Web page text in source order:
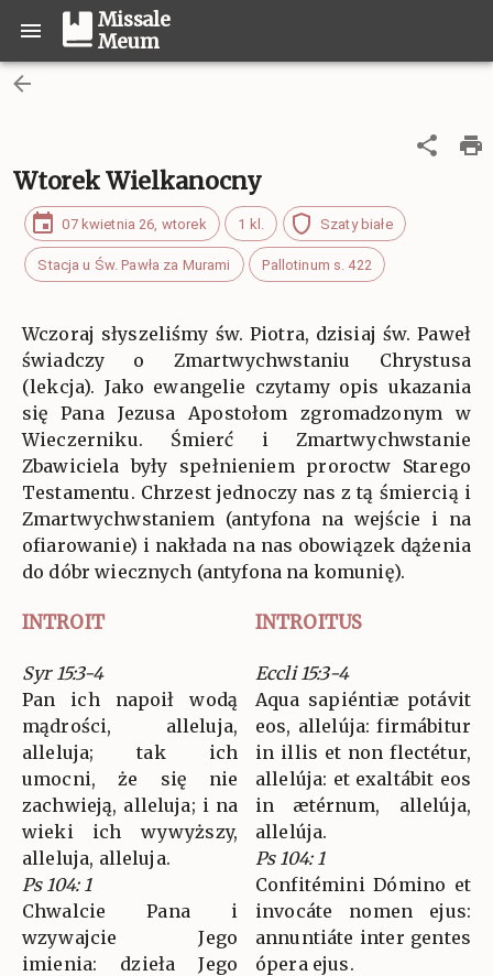
Missale
Meum
Wtorek Wielkanocny
07 kwietnia 26, wtorek 1 kl. Szaty białe
Stacja u Św. Pawła za Murami Pallotinum s. 422
Wczoraj słyszeliśmy św. Piotra, dzisiaj św. Paweł
świadczy o Zmartwychwstaniu Chrystusa
(lekcja). Jako ewangelie czytamy opis ukazania
się Pana Jezusa Apostołom zgromadzonym w
Wieczerniku. Śmierć i Zmartwychwstanie
Zbawiciela były spełnieniem proroctw Starego
Testamentu. Chrzest jednoczy nas z tą śmiercią i
Zmartwychwstaniem (antyfona na wejście i na
ofiarowanie) i nakłada na nas obowiązek dążenia
do dóbr wiecznych (antyfona na komunię).
INTROIT INTROITUS
Syr 15:3-4
Pan ich napoił wodą
mądrości, alleluja,
alleluja; tak ich
umocni, że się nie
zachwieją, alleluja; i na
wieki ich wywyższy,
alleluja, alleluja.
Ps 104: 1
Chwalcie Pana i
wzywajcie Jego
imienia: dzieła Jego
Eccli 15:3-4
Aqua sapiéntiæ potávit
eos, allelúja: firmábitur
in illis et non flectétur,
allelúja: et exaltábit eos
in ætérnum, allelúja,
allelúja.
Ps 104: 1
Confitémini Dómino et
invocáte nomen ejus:
annuntiáte inter gentes
ópera ejus.